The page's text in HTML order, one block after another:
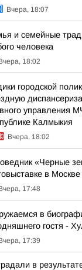
Вчера, 18:07
и семейные
человека
18:02
городской
управления
Калмыкия
Вчера, 18:02
«Черные
в Москве
17:48
в
гостя -
17:39
в